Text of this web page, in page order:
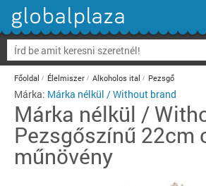
Főoldal Élelmiszer Alkoholos ital Pezsgő
Márka: Márka nélkül / Without brand
Márka nélkül /
Pezsgőszínű 22cm
műnövény